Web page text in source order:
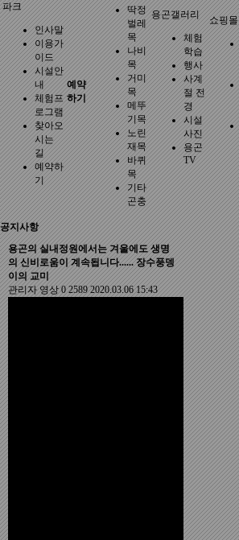
파크
인사말
이용가
이드
시설안
내
체험프
로그램
찾아오
시는
길
예약하
기
예약
하기
딱정
벌레
목
나비
목
거미
목
메뚜
기목
노린
재목
바퀴
목
기타
곤충
용곤갤러리
체험
학습
행사
사계
절 전
경
시설
사진
용곤
TV
쇼핑몰
공지사항
용곤의 실내정원에서는 겨울에도 생명
의 신비로움이 계속됩니다...... 장수풍뎅
이의 교미
관리자 영상025892020.03.06 15:43